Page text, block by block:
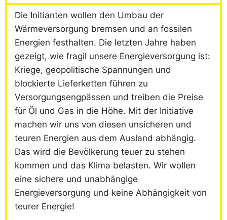
Die Initianten wollen den Umbau der
Wärmeversorgung bremsen und an fossilen
Energien festhalten. Die letzten Jahre haben
gezeigt, wie fragil unsere Energieversorgung ist:
Kriege, geopolitische Spannungen und
blockierte Lieferketten führen zu
Versorgungsengpässen und treiben die Preise
für Öl und Gas in die Höhe. Mit der Initiative
machen wir uns von diesen unsicheren und
teuren Energien aus dem Ausland abhängig.
Das wird die Bevölkerung teuer zu stehen
kommen und das Klima belasten. Wir wollen
eine sichere und unabhängige
Energieversorgung und keine Abhängigkeit von
teurer Energie!